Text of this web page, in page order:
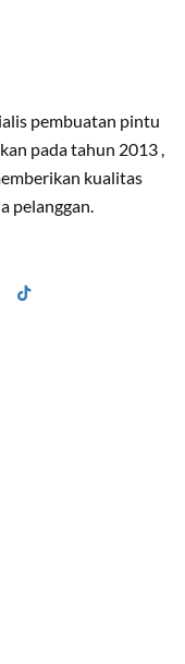
pembuatan pintu
pada tahun 2013 ,
kualitas
pelanggan.